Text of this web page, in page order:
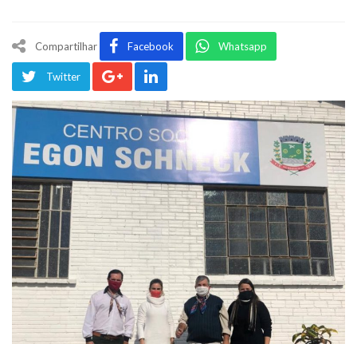
Compartilhar Facebook Whatsapp
Twitter